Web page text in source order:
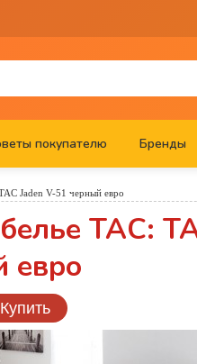
покупателю Бренды
Jaden V-51 черный евро
TAC:
евро
Купить